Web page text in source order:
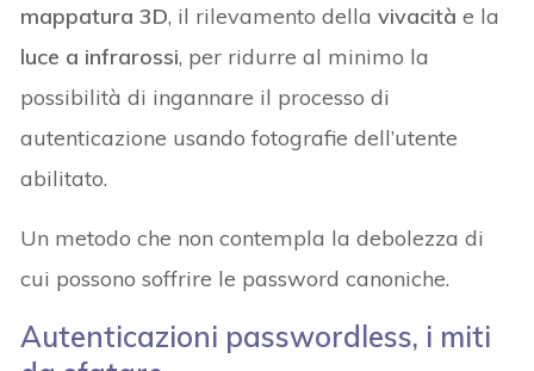
mappatura 3D, il rilevamento dellavivacità e la
luce a infrarossi, per ridurre al minimo la
possibilità di ingannare il processo di
autenticazione usando fotografie dell’utente
abilitato.
Un metodo che non contempla la debolezza di
cui possono soffrire le password canoniche.
Autenticazioni passwordless, i miti